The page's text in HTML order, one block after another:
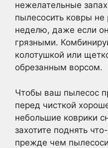
нежелательные
пылесосить ковры не
неделю, даже если
грязными.
колотушкой или
обрезанным ворсом.
Чтобы ваш пылесос
перед чисткой
небольшие коврики
захотите поднять
прежде чем